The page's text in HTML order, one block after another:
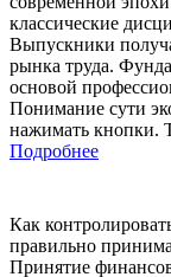
классические
Выпускники
рынка труда.
основой
Понимание сути
нажимать кнопки.
Подробнее
Как
правильно
Принятие